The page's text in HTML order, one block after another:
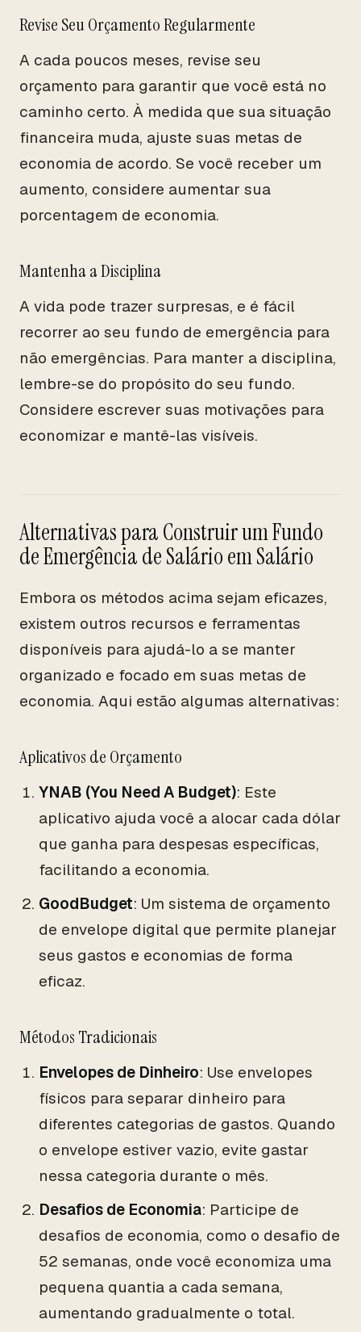
Revise Seu Orçamento Regularmente
A cada poucos meses, revise seu
orçamento para garantir que você está no
caminho certo. À medida que sua situação
financeira muda, ajuste suas metas de
economia de acordo. Se você receber um
aumento, considere aumentar sua
porcentagem de economia.
Mantenha a Disciplina
A vida pode trazer surpresas, e é fácil
recorrer ao seu fundo de emergência para
não emergências. Para manter a disciplina,
lembre-se do propósito do seu fundo.
Considere escrever suas motivações para
economizar e mantê-las visíveis.
Alternativas para Construir um Fundo
de Emergência de Salário em Salário
Embora os métodos acima sejam eficazes,
existem outros recursos e ferramentas
disponíveis para ajudá-lo a se manter
organizado e focado em suas metas de
economia. Aqui estão algumas alternativas:
Aplicativos de Orçamento
YNAB (You Need A Budget): Este
aplicativo ajuda você a alocar cada dólar
que ganha para despesas específicas,
facilitando a economia.
GoodBudget: Um sistema de orçamento
de envelope digital que permite planejar
seus gastos e economias de forma
eficaz.
Métodos Tradicionais
Envelopes de Dinheiro: Use envelopes
físicos para separar dinheiro para
diferentes categorias de gastos. Quando
o envelope estiver vazio, evite gastar
nessa categoria durante o mês.
Desafios de Economia: Participe de
desafios de economia, como o desafio de
52 semanas, onde você economiza uma
pequena quantia a cada semana,
aumentando gradualmente o total.